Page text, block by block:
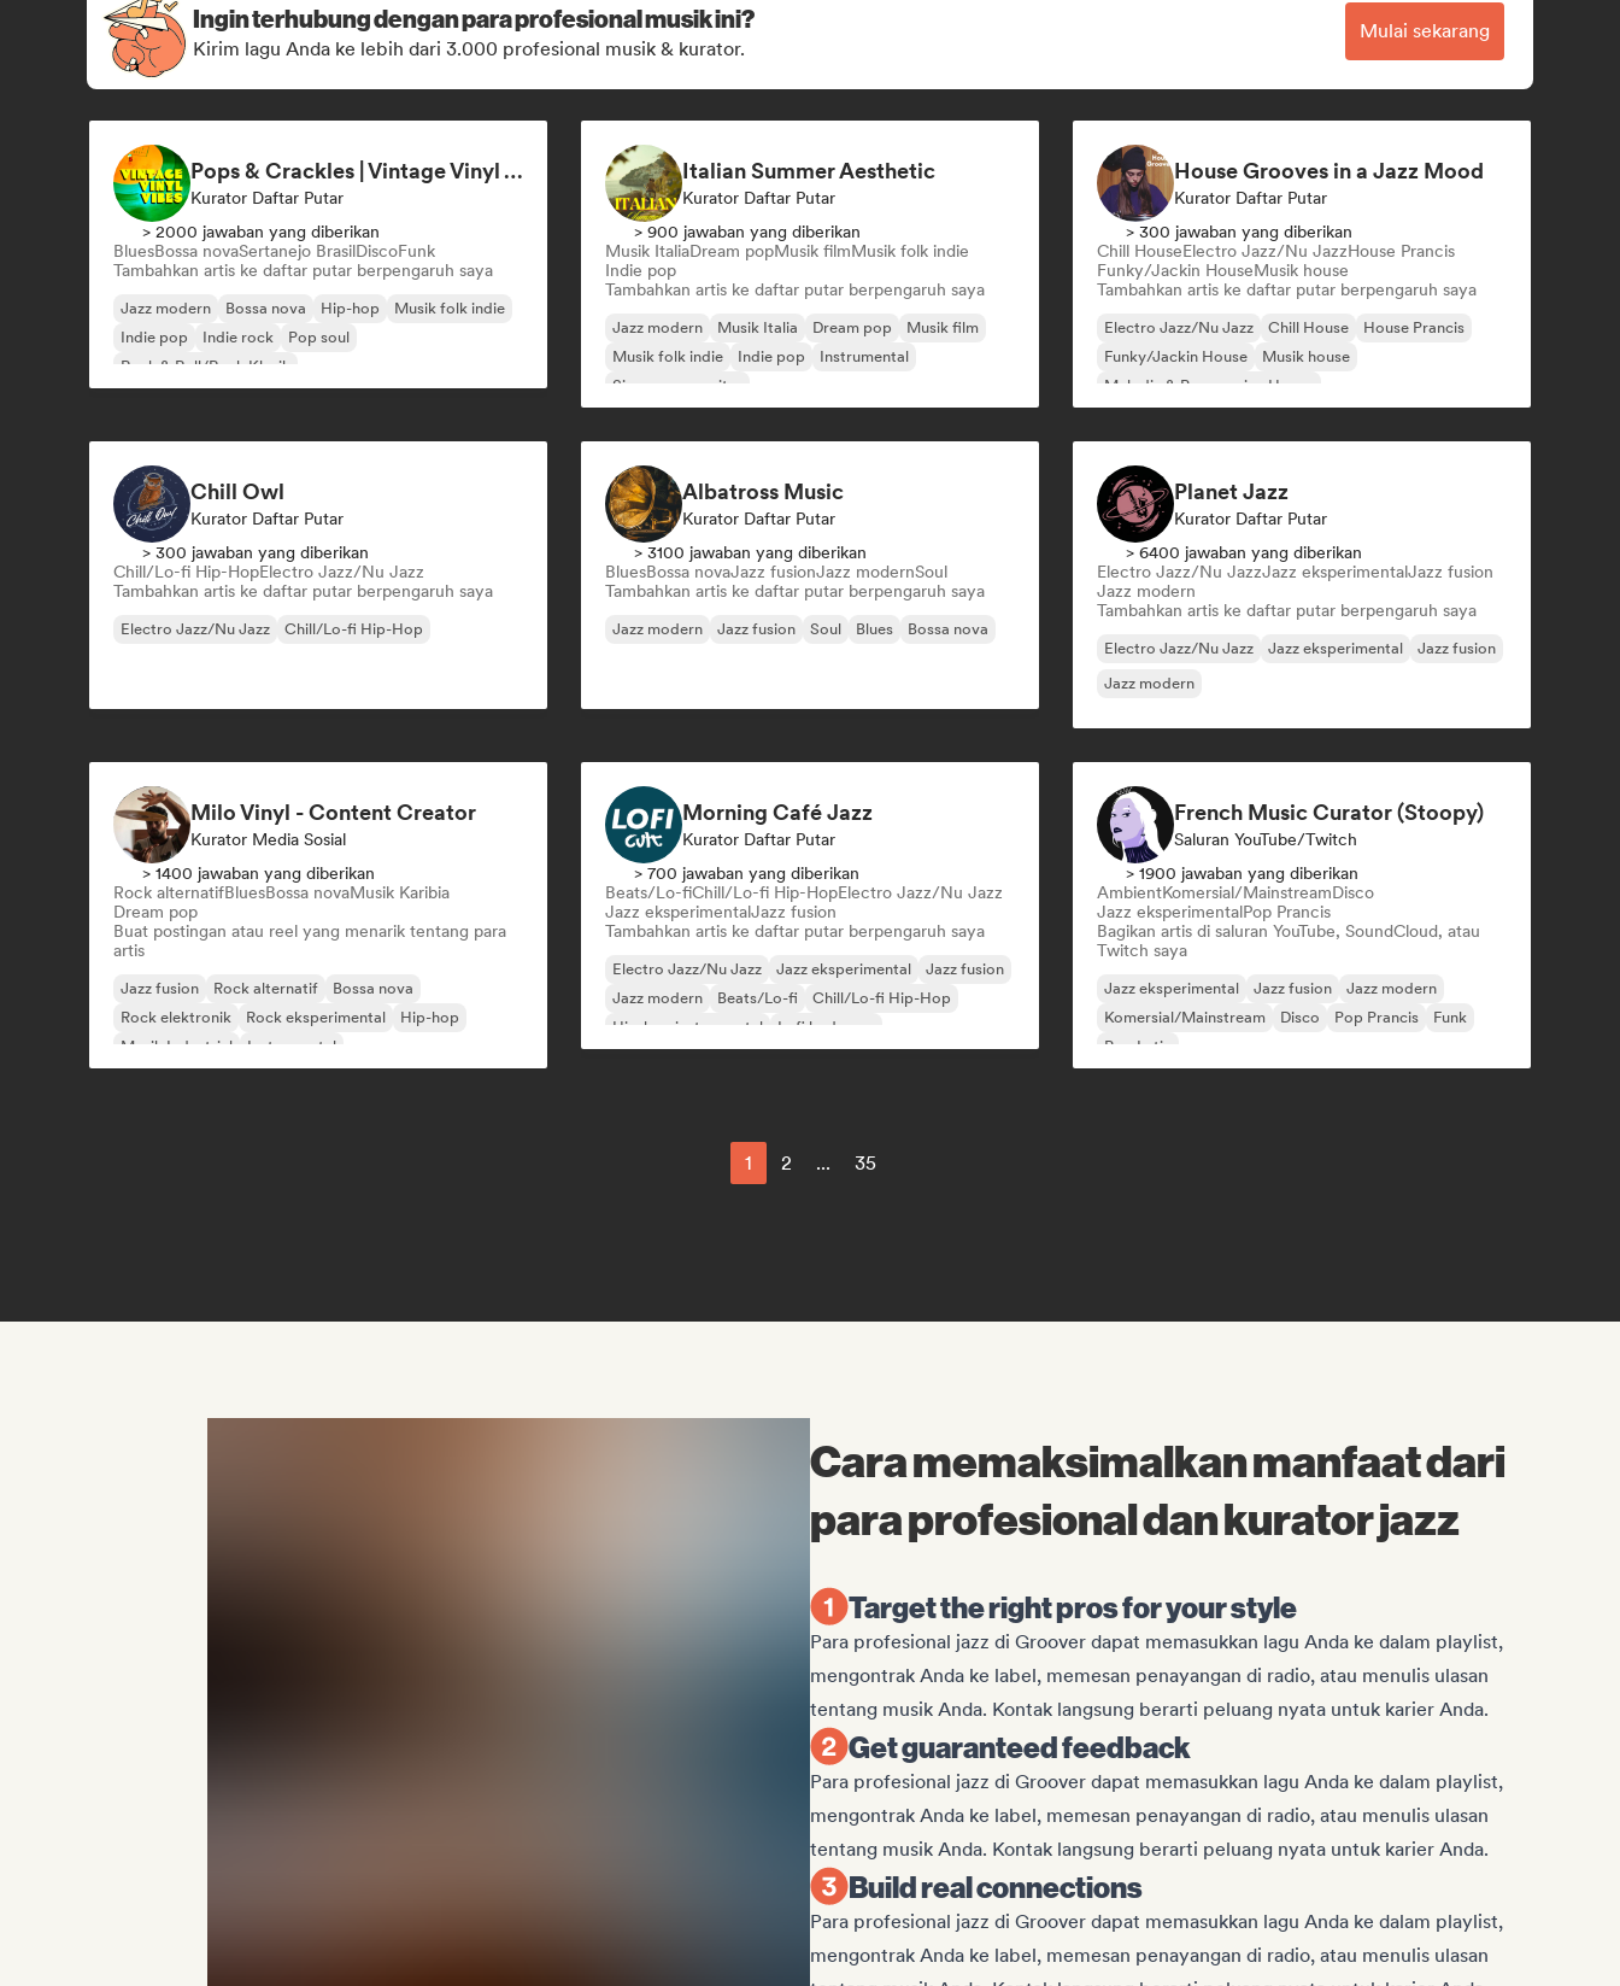
Ingin terhubung dengan para profesional musik ini?
Kirim lagu Anda ke lebih dari 3.000 profesional musik & kurator.
Mulai sekarang
Pops & Crackles | Vintage Vinyl Vibes
Kurator Daftar Putar
> 2000 jawaban yang diberikan
BluesBossa novaSertanejo BrasilDiscoFunk
Tambahkan artis ke daftar putar berpengaruh saya
Jazz modern Bossa nova Hip-hop
Musik folk indie
Indie pop
Indie rock
Pop soul
Rock & Roll/Rock Klasik
Italian Summer Aesthetic
Kurator Daftar Putar
> 900 jawaban yang diberikan
Musik ItaliaDream popMusik filmMusik folk indie
Indie pop
Tambahkan artis ke daftar putar berpengaruh saya
Jazz modern Musik Italia Dream pop
Musik film
Musik folk indie
Indie pop
Instrumental
Singer-songwriter
House Grooves in a Jazz Mood
Kurator Daftar Putar
> 300 jawaban yang diberikan
Chill HouseElectro Jazz/Nu JazzHouse Prancis
Funky/Jackin HouseMusik house
Tambahkan artis ke daftar putar berpengaruh saya
Electro Jazz/Nu Jazz Chill House
House Prancis
Funky/Jackin House
Musik house
Melodic & Progressive House
Chill Owl
Kurator Daftar Putar
> 300 jawaban yang diberikan
Chill/Lo-fi Hip-HopElectro Jazz/Nu Jazz
Tambahkan artis ke daftar putar berpengaruh saya
Electro Jazz/Nu Jazz Chill/Lo-fi Hip-Hop
Albatross Music
Kurator Daftar Putar
> 3100 jawaban yang diberikan
BluesBossa novaJazz fusionJazz modernSoul
Tambahkan artis ke daftar putar berpengaruh saya
Jazz modern Jazz fusion Soul Blues Bossa nova
Planet Jazz
Kurator Daftar Putar
> 6400 jawaban yang diberikan
Electro Jazz/Nu JazzJazz eksperimentalJazz fusion
Jazz modern
Tambahkan artis ke daftar putar berpengaruh saya
Electro Jazz/Nu Jazz Jazz eksperimental
Jazz fusion
Jazz modern
Milo Vinyl - Content Creator
Kurator Media Sosial
> 1400 jawaban yang diberikan
Rock alternatifBluesBossa novaMusik Karibia
Dream pop
Buat postingan atau reel yang menarik tentang para
artis
Jazz fusion Rock alternatif
Bossa nova
Rock elektronik
Rock eksperimental
Hip-hop
Musik Industrial
Instrumental
Morning Café Jazz
Kurator Daftar Putar
> 700 jawaban yang diberikan
Beats/Lo-fiChill/Lo-fi Hip-HopElectro Jazz/Nu Jazz
Jazz eksperimentalJazz fusion
Tambahkan artis ke daftar putar berpengaruh saya
Electro Jazz/Nu Jazz Jazz eksperimental
Jazz fusion
Jazz modern
Beats/Lo-fi
Chill/Lo-fi Hip-Hop
Hip-hop instrumental
Lofi bedroom
French Music Curator (Stoopy)
Saluran YouTube/Twitch
> 1900 jawaban yang diberikan
AmbientKomersial/MainstreamDisco
Jazz eksperimentalPop Prancis
Bagikan artis di saluran YouTube, SoundCloud, atau
Twitch saya
Jazz eksperimental Jazz fusion
Jazz modern
Komersial/Mainstream
Disco Pop Prancis
Funk
Pop Latin
1 2 ... 35
Cara memaksimalkan manfaat dari
para profesional dan kurator jazz
Target the right pros for your style
Para profesional jazz di Groover dapat memasukkan lagu Anda ke dalam playlist,
mengontrak Anda ke label, memesan penayangan di radio, atau menulis ulasan
tentang musik Anda. Kontak langsung berarti peluang nyata untuk karier Anda.
Get guaranteed feedback
Para profesional jazz di Groover dapat memasukkan lagu Anda ke dalam playlist,
mengontrak Anda ke label, memesan penayangan di radio, atau menulis ulasan
tentang musik Anda. Kontak langsung berarti peluang nyata untuk karier Anda.
Build real connections
Para profesional jazz di Groover dapat memasukkan lagu Anda ke dalam playlist,
mengontrak Anda ke label, memesan penayangan di radio, atau menulis ulasan